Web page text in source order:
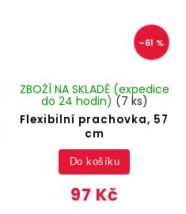
–61 %
Flexibilní prachovka, 57
cm
ZBOŽÍ NA SKLADĚ (expedice
do 24 hodin) (7 ks)
97 Kč
Do košíku